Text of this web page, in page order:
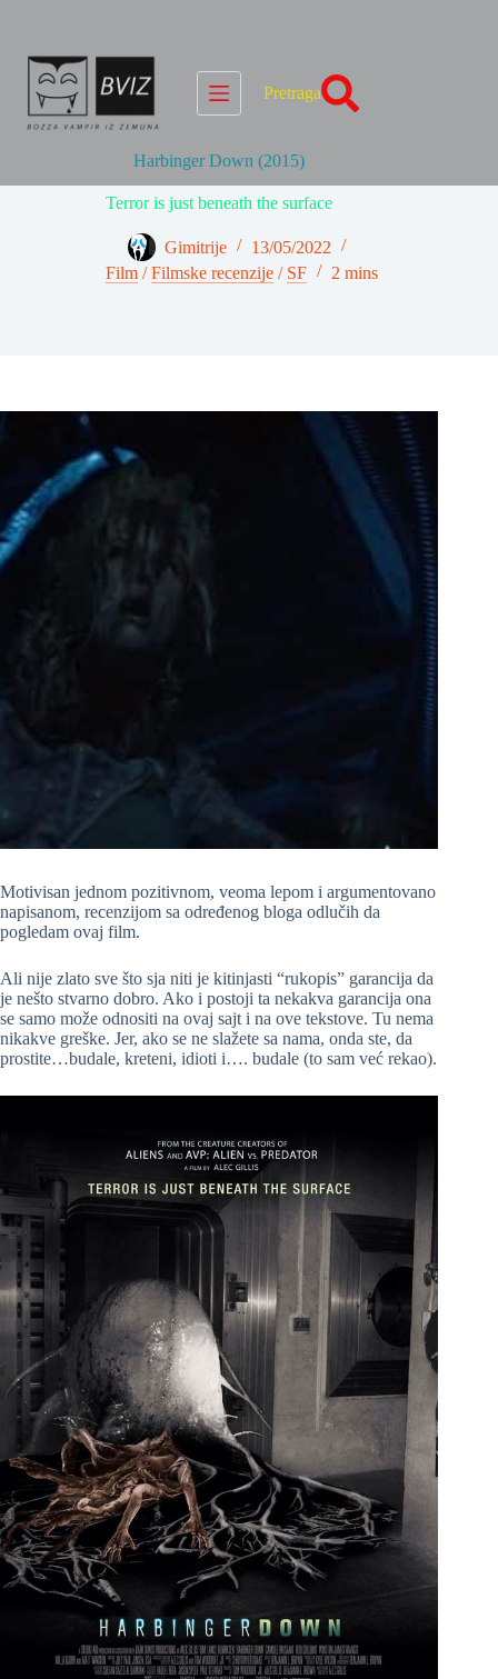
Pretraga
Harbinger Down (2015)
Terror is just beneath the surface
Gimitrije
13/05/2022
Film/Filmske recenzije/ SF 2 mins
Motivisan jednom pozitivnom, veoma lepom i argumentovano
napisanom, recenzijom sa određenog bloga odlučih da
pogledam ovaj film.
Ali nije zlato sve što sja niti je kitinjasti “rukopis” garancija da
je nešto stvarno dobro. Ako i postoji ta nekakva garancija ona
se samo može odnositi na ovaj sajt i na ove tekstove. Tu nema
nikakve greške. Jer, ako se ne slažete sa nama, onda ste, da
prostite…budale, kreteni, idioti i…. budale (to sam već rekao).